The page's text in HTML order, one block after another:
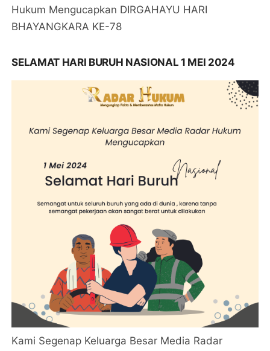
Hukum Mengucapkan DIRGAHAYU HARI
BHAYANGKARA KE-78
SELAMAT HARI BURUH NASIONAL 1 MEI 2024
Kami Segenap Keluarga Besar Media Radar